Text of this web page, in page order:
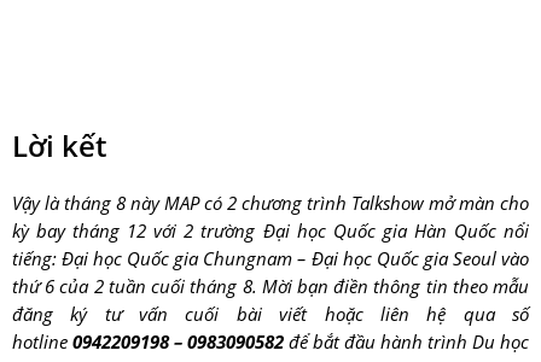
Lời kết
Vậy là tháng 8 này MAP có 2 chương trình Talkshow mở màn cho
kỳ bay tháng 12 với 2 trường Đại học Quốc gia Hàn Quốc nổi
tiếng: Đại học Quốc gia Chungnam – Đại học Quốc gia Seoul vào
thứ 6 của 2 tuần cuối tháng 8. Mời bạn điền thông tin theo mẫu
đăng ký tư vấn cuối bài viết hoặc liên hệ qua số
hotline 0942209198 – 0983090582 để bắt đầu hành trình Du học